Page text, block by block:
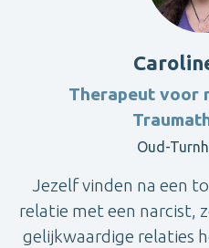
Therapeut voor
Oud-
Jezelf vinden na een
relatie met een narcist,
gelijkwaardige relaties